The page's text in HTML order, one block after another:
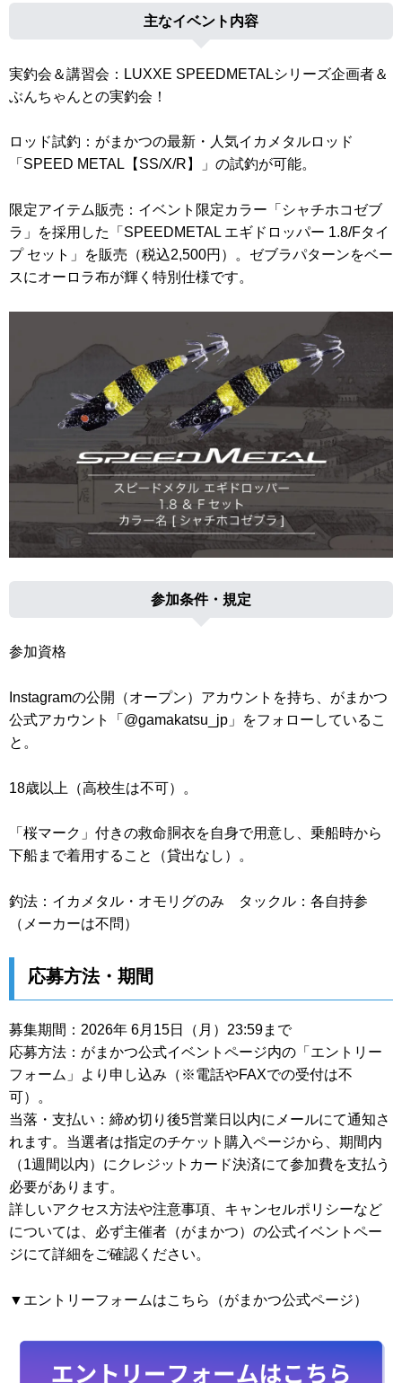
主なイベント内容
実釣会＆講習会：LUXXE SPEEDMETALシリーズ企画者＆
ぶんちゃんとの実釣会！
ロッド試釣：がまかつの最新・人気イカメタルロッド
「SPEED METAL【SS/X/R】」の試釣が可能。
限定アイテム販売：イベント限定カラー「シャチホコゼブ
ラ」を採用した「SPEEDMETAL エギドロッパー 1.8/Fタイ
プ セット」を販売（税込2,500円）。ゼブラパターンをベー
スにオーロラ布が輝く特別仕様です。
参加条件・規定
参加資格
Instagramの公開（オープン）アカウントを持ち、がまかつ
公式アカウント「@gamakatsu_jp」をフォローしているこ
と。
18歳以上（高校生は不可）。
「桜マーク」付きの救命胴衣を自身で用意し、乗船時から
下船まで着用すること（貸出なし）。
釣法：イカメタル・オモリグのみ タックル：各自持参
（メーカーは不問）
応募方法・期間
募集期間：2026年 6月15日（月）23:59まで
応募方法：がまかつ公式イベントページ内の「エントリー
フォーム」より申し込み（※電話やFAXでの受付は不
可）。
当落・支払い：締め切り後5営業日以内にメールにて通知さ
れます。当選者は指定のチケット購入ページから、期間内
（1週間以内）にクレジットカード決済にて参加費を支払う
必要があります。
詳しいアクセス方法や注意事項、キャンセルポリシーなど
については、必ず主催者（がまかつ）の公式イベントペー
ジにて詳細をご確認ください。
▼エントリーフォームはこちら（がまかつ公式ページ）